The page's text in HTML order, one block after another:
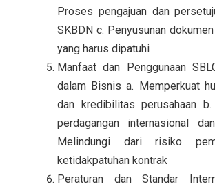
Proses pengajuan dan
SKBDN c. Penyusunan
yang harus dipatuhi
Manfaat dan Penggunaan
dalam Bisnis a. Memperkuat
dan kredibilitas perusahaan
perdagangan internasional
Melindungi dari risiko
ketidakpatuhan kontrak
Peraturan dan Standar